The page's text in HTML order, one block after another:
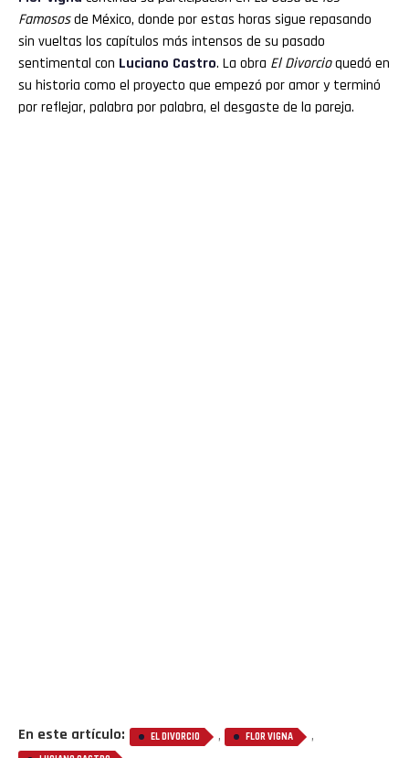
Famososde México, donde por estas horas sigue repasando
sin vueltas los capítulos más intensos de su pasado
sentimental con Luciano Castro. La obra El Divorcioquedó en
su historia como el proyecto que empezó por amor y terminó
por reflejar, palabra por palabra, el desgaste de la pareja.
En este artículo: EL DIVORCIO , FLOR VIGNA ,